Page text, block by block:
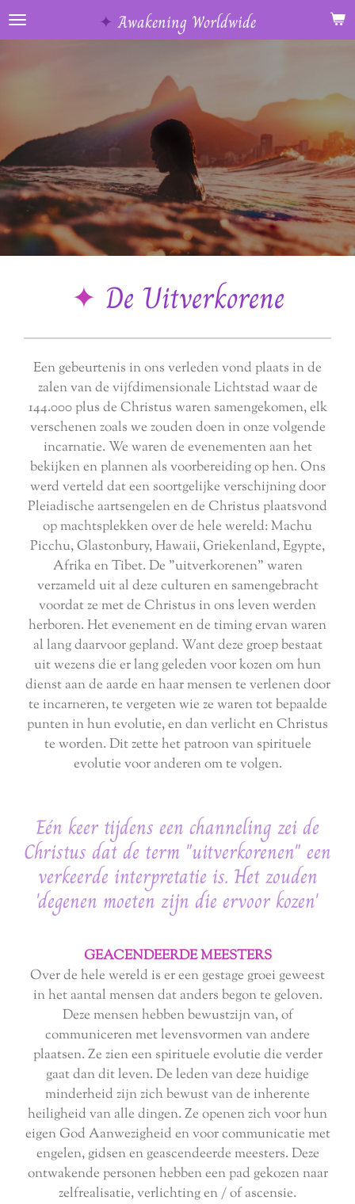
Ga
direct
✦ Awakening Worldwide
✦ De Uitverkorene
Een gebeurtenis in ons verleden vond plaats in de
zalen van de vijfdimensionale Lichtstad waar de
144.000 plus de Christus waren samengekomen, elk
verschenen zoals we zouden doen in onze volgende
incarnatie. We waren de evenementen aan het
bekijken en plannen als voorbereiding op hen. Ons
werd verteld dat een soortgelijke verschijning door
Pleiadische aartsengelen en de Christus plaatsvond
op machtsplekken over de hele wereld: Machu
Picchu, Glastonbury, Hawaii, Griekenland, Egypte,
Afrika en Tibet. De "uitverkorenen" waren
verzameld uit al deze culturen en samengebracht
voordat ze met de Christus in ons leven werden
herboren. Het evenement en de timing ervan waren
al lang daarvoor gepland. Want deze groep bestaat
uit wezens die er lang geleden voor kozen om hun
dienst aan de aarde en haar mensen te verlenen door
te incarneren, te vergeten wie ze waren tot bepaalde
punten in hun evolutie, en dan verlicht en Christus
te worden. Dit zette het patroon van spirituele
evolutie voor anderen om te volgen.
Eén keer tijdens een channeling zei de
Christus dat de term "uitverkorenen" een
verkeerde interpretatie is. Het zouden
'degenen moeten zijn die ervoor kozen'
GEACENDEERDE MEESTERS
Over de hele wereld is er een gestage groei geweest
in het aantal mensen dat anders begon te geloven.
Deze mensen hebben bewustzijn van, of
communiceren met levensvormen van andere
plaatsen. Ze zien een spirituele evolutie die verder
gaat dan dit leven. De leden van deze huidige
minderheid zijn zich bewust van de inherente
heiligheid van alle dingen. Ze openen zich voor hun
eigen God Aanwezigheid en voor communicatie met
engelen, gidsen en geascendeerde meesters. Deze
ontwakende personen hebben een pad gekozen naar
zelfrealisatie, verlichting en / of ascensie.